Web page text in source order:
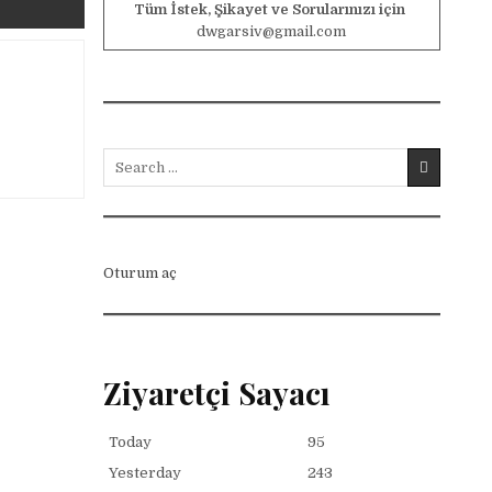
Tüm İstek, Şikayet ve Sorularınızı için
dwgarsiv@gmail.com
Oturum aç
Ziyaretçi Sayacı
Today
95
Yesterday
243